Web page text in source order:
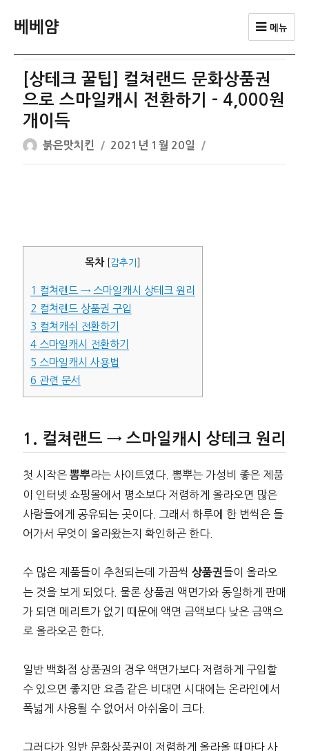
베베얌 메뉴
[상테크 꿀팁] 컬쳐랜드 문화상품권
으로 스마일캐시 전환하기 – 4,000원
개이득
글
쓴
붉은맛치킨
작
성
2021년 1월 20일
목차 감추기
1
컬쳐랜드 → 스마일캐시 상테크 원리
2 컬쳐랜드 상품권 구입
3 컬쳐캐쉬 전환하기
4스마일캐시 전환하기
5 스마일캐시 사용법
6 관련 문서
컬쳐랜드 → 스마일캐시 상테크 원리
첫 시작은 뽐뿌라는 사이트였다. 뽐뿌는 가성비 좋은 제품
이 인터넷 쇼핑몰에서 평소보다 저렴하게 올라오면 많은
사람들에게 공유되는 곳이다. 그래서 하루에 한 번씩은 들
어가서 무엇이 올라왔는지 확인하곤 한다.
수 많은 제품들이 추천되는데 가끔씩 상품권 들이 올라오
는 것을 보게 되었다. 물론 상품권 액면가와 동일하게 판매
가 되면 메리트가 없기 때문에 액면 금액보다 낮은 금액으
로 올라오곤 한다.
일반 백화점 상품권의 경우 액면가보다 저렴하게 구입할
수 있으면 좋지만 요즘 같은 비대면 시대에는 온라인에서
폭넓게 사용될 수 없어서 아쉬움이 크다.
그러다가 일반 문화상품권이 저렴하게 올라올 때마다 사